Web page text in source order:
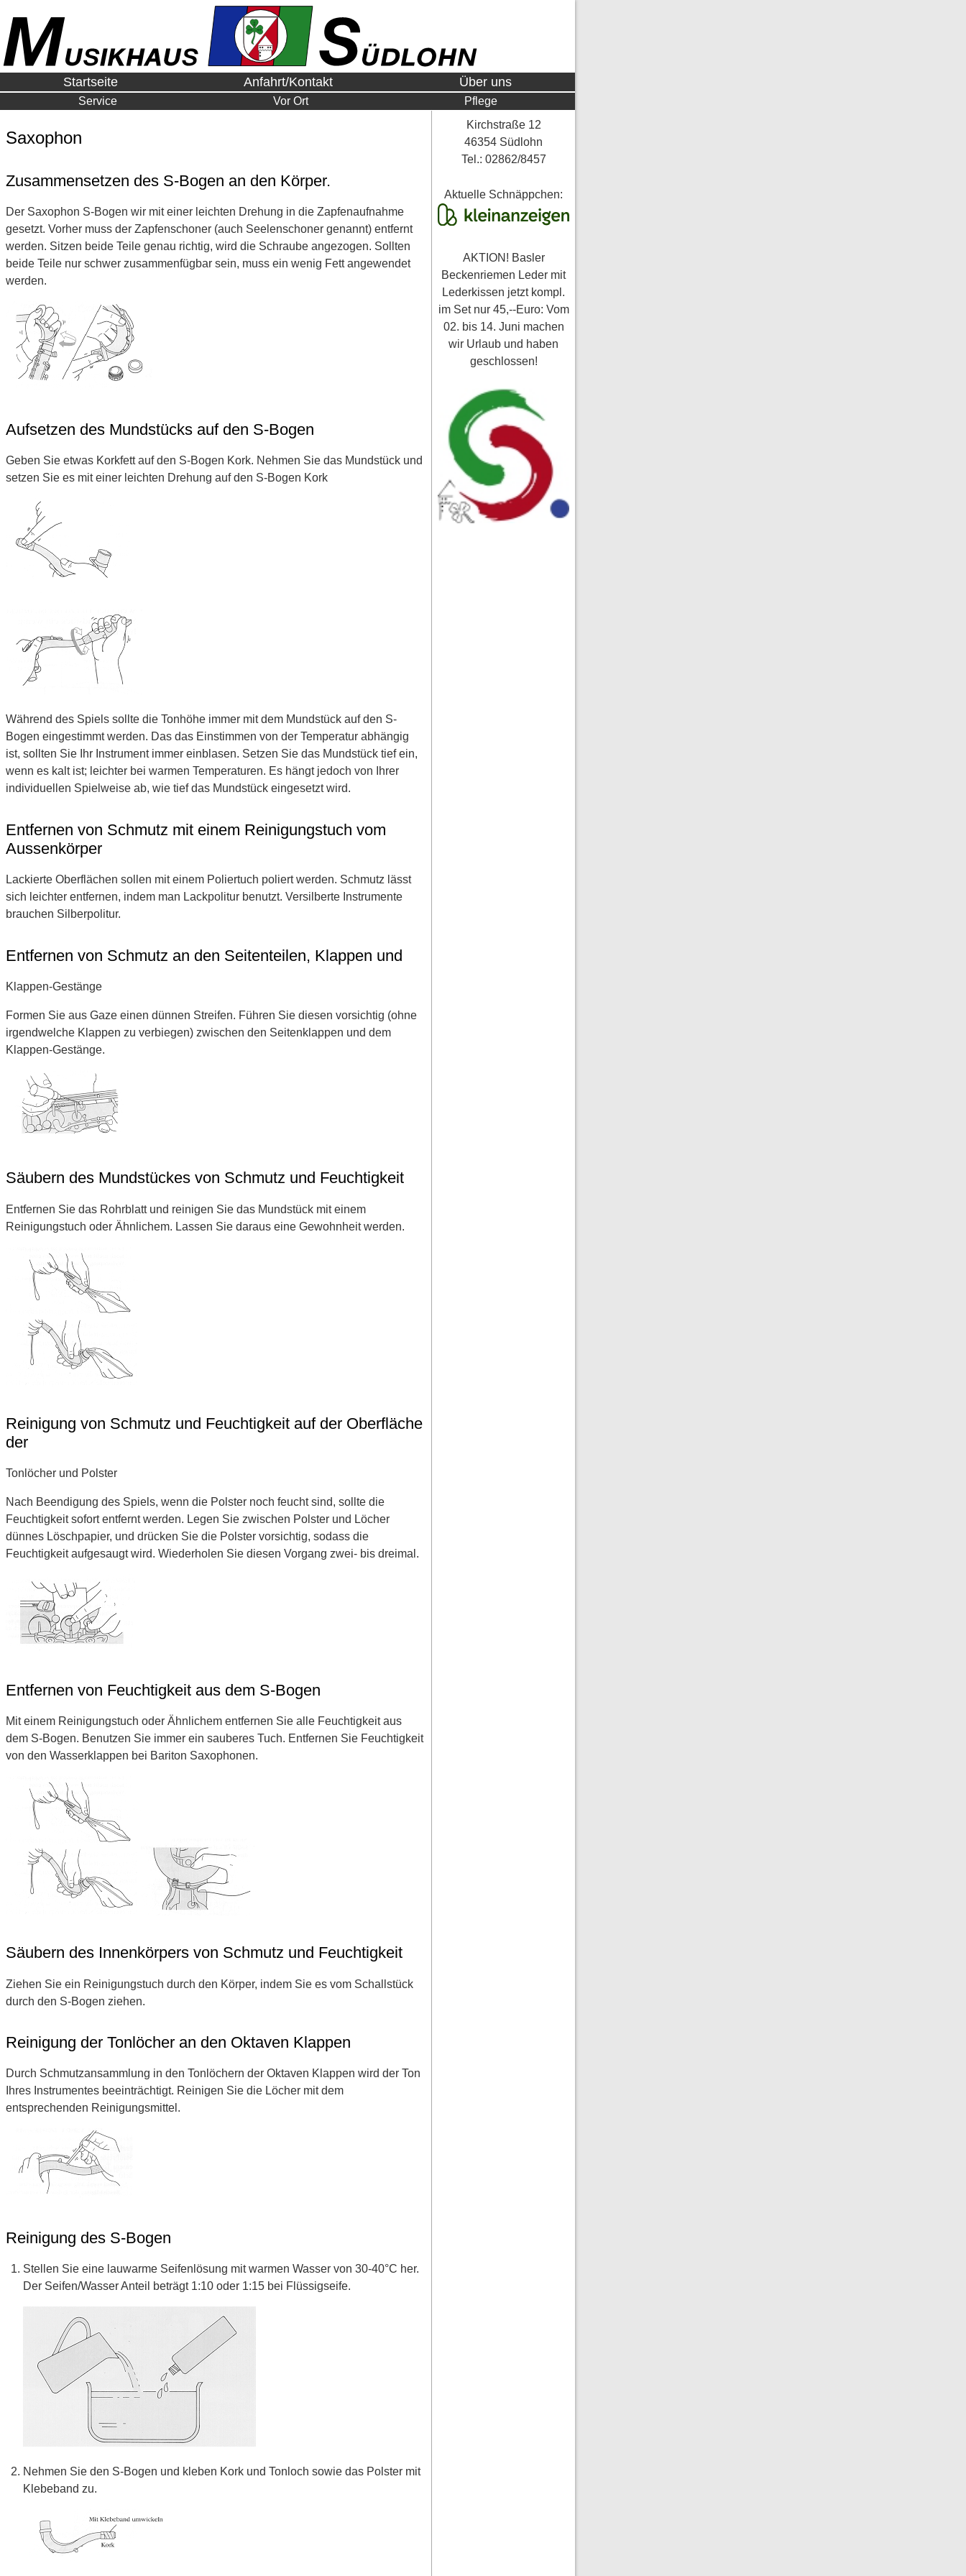
Startseite Anfahrt/Kontakt Über uns
Service Vor Ort Pflege
Saxophon
Zusammensetzen des S-Bogen an den Körper.
Der Saxophon S-Bogen wir mit einer leichten Drehung in die Zapfenaufnahme
gesetzt. Vorher muss der Zapfenschoner (auch Seelenschoner genannt) entfernt
werden. Sitzen beide Teile genau richtig, wird die Schraube angezogen. Sollten
beide Teile nur schwer zusammenfügbar sein, muss ein wenig Fett angewendet
werden.
Aufsetzen des Mundstücks auf den S-Bogen
Geben Sie etwas Korkfett auf den S-Bogen Kork. Nehmen Sie das Mundstück und
setzen Sie es mit einer leichten Drehung auf den S-Bogen Kork
Während des Spiels sollte die Tonhöhe immer mit dem Mundstück auf den S-
Bogen eingestimmt werden. Das das Einstimmen von der Temperatur abhängig
ist, sollten Sie Ihr Instrument immer einblasen. Setzen Sie das Mundstück tief ein,
wenn es kalt ist; leichter bei warmen Temperaturen. Es hängt jedoch von Ihrer
individuellen Spielweise ab, wie tief das Mundstück eingesetzt wird.
Entfernen von Schmutz mit einem Reinigungstuch vom
Aussenkörper
Lackierte Oberflächen sollen mit einem Poliertuch poliert werden. Schmutz lässt
sich leichter entfernen, indem man Lackpolitur benutzt. Versilberte Instrumente
brauchen Silberpolitur.
Entfernen von Schmutz an den Seitenteilen, Klappen und
Klappen-Gestänge
Formen Sie aus Gaze einen dünnen Streifen. Führen Sie diesen vorsichtig (ohne
irgendwelche Klappen zu verbiegen) zwischen den Seitenklappen und dem
Klappen-Gestänge.
Säubern des Mundstückes von Schmutz und Feuchtigkeit
Entfernen Sie das Rohrblatt und reinigen Sie das Mundstück mit einem
Reinigungstuch oder Ähnlichem. Lassen Sie daraus eine Gewohnheit werden.
Reinigung von Schmutz und Feuchtigkeit auf der Oberfläche
der
Tonlöcher und Polster
Nach Beendigung des Spiels, wenn die Polster noch feucht sind, sollte die
Feuchtigkeit sofort entfernt werden. Legen Sie zwischen Polster und Löcher
dünnes Löschpapier, und drücken Sie die Polster vorsichtig, sodass die
Feuchtigkeit aufgesaugt wird. Wiederholen Sie diesen Vorgang zwei- bis dreimal.
Entfernen von Feuchtigkeit aus dem S-Bogen
Mit einem Reinigungstuch oder Ähnlichem entfernen Sie alle Feuchtigkeit aus
dem S-Bogen. Benutzen Sie immer ein sauberes Tuch. Entfernen Sie Feuchtigkeit
von den Wasserklappen bei Bariton Saxophonen.
Säubern des Innenkörpers von Schmutz und Feuchtigkeit
Ziehen Sie ein Reinigungstuch durch den Körper, indem Sie es vom Schallstück
durch den S-Bogen ziehen.
Reinigung der Tonlöcher an den Oktaven Klappen
Durch Schmutzansammlung in den Tonlöchern der Oktaven Klappen wird der Ton
Ihres Instrumentes beeinträchtigt. Reinigen Sie die Löcher mit dem
entsprechenden Reinigungsmittel.
Reinigung des S-Bogen
Stellen Sie eine lauwarme Seifenlösung mit warmen Wasser von 30-40°C her.
Der Seifen/Wasser Anteil beträgt 1:10 oder 1:15 bei Flüssigseife.
Nehmen Sie den S-Bogen und kleben Kork und Tonloch sowie das Polster mit
Klebeband zu.
Kirchstraße 12
46354 Südlohn
Tel.: 02862/8457
Aktuelle Schnäppchen:
AKTION! Basler
Beckenriemen Leder mit
Lederkissen jetzt kompl.
im Set nur 45,--Euro: Vom
02. bis 14. Juni machen
wir Urlaub und haben
geschlossen!